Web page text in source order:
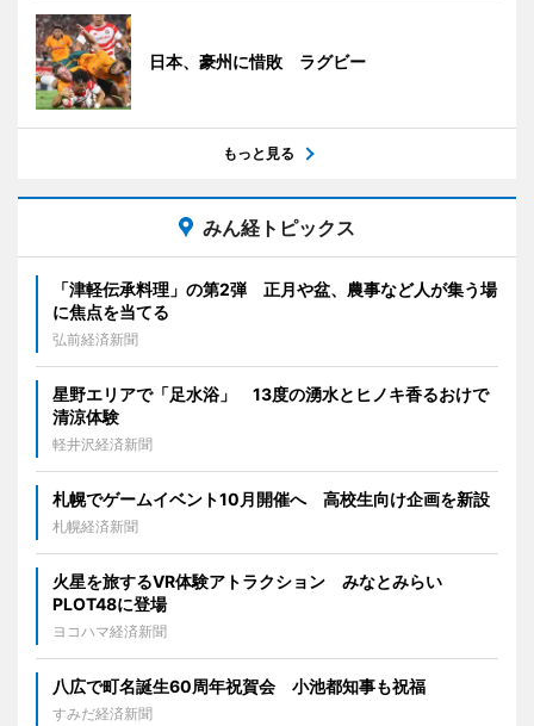
日本、豪州に惜敗 ラグビー
もっと見る
みん経トピックス
「津軽伝承料理」の第2弾 正月や盆、農事など人が集う場
に焦点を当てる
弘前経済新聞
星野エリアで「足水浴」 13度の湧水とヒノキ香るおけで
清涼体験
軽井沢経済新聞
札幌でゲームイベント10月開催へ 高校生向け企画を新設
札幌経済新聞
火星を旅するVR体験アトラクション みなとみらい
PLOT48に登場
ヨコハマ経済新聞
八広で町名誕生60周年祝賀会 小池都知事も祝福
すみだ経済新聞